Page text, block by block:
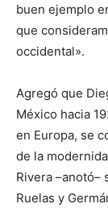
buen ejemplo
que
occidental».
Agregó que
México hacia
en Europa, se
de la
Rivera –anotó–
Ruelas y